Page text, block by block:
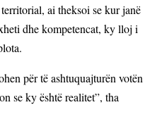
ai theksoi sekur janë
dhe kompetencat, ky lloj i
për të ashtuquajturën votën
se ky është realitet”, tha